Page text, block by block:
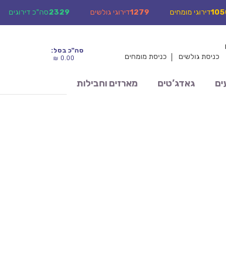
דירוגי מומחים 1279דירוגי גולשים 2329סה"כ דירוגים
כניסת גולשים כניסת מומחים
סה"כ בסל:
₪ 0.00
גאדג’טים מארזים וחבילות